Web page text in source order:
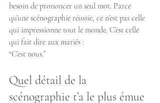
besoin de prononcer un seul mot. Parce
qu’une scénographie réussie, ce n’est pas celle
qui impressionne tout le monde. C’est celle
qui fait dire aux mariés :
“C’est nous.”
Quel détail de la
scénographie t’a le plus émue